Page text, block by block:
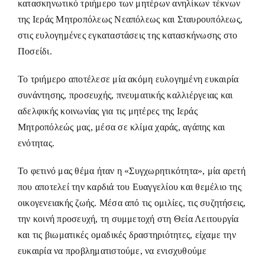
κατασκηνωτικό τριήμερο των μητέρων ανηλίκων τέκνων
της Ιεράς Μητροπόλεως Νεαπόλεως και Σταυρουπόλεως,
στις ευλογημένες εγκαταστάσεις της κατασκήνωσης στο
Ποσείδι.
Το τριήμερο αποτέλεσε μία ακόμη ευλογημένη ευκαιρία
συνάντησης, προσευχής, πνευματικής καλλιέργειας και
αδελφικής κοινωνίας για τις μητέρες της Ιεράς
Μητροπόλεώς μας, μέσα σε κλίμα χαράς, αγάπης και
ενότητας.
Το φετινό μας θέμα ήταν η «Συγχωρητικότητα», μία αρετή
που αποτελεί την καρδιά του Ευαγγελίου και θεμέλιο της
οικογενειακής ζωής. Μέσα από τις ομιλίες, τις συζητήσεις,
την κοινή προσευχή, τη συμμετοχή στη Θεία Λειτουργία
και τις βιωματικές ομαδικές δραστηριότητες, είχαμε την
ευκαιρία να προβληματιστούμε, να ενισχυθούμε